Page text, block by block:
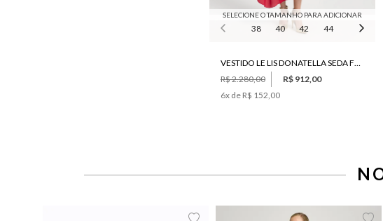
SELECIONE O TAMANHO PARA ADICIONAR
38 40 42 44
VESTIDO LE LIS DONATELLA SEDA FEMININO
R$ 2.280,00
R$ 912,00
6x de R$ 152,00